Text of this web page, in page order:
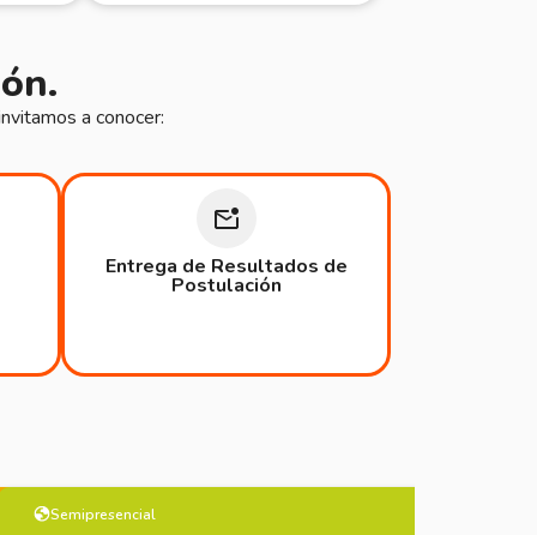
a conocer:
Entrega de Resultados de
Postulación
Semipresencial